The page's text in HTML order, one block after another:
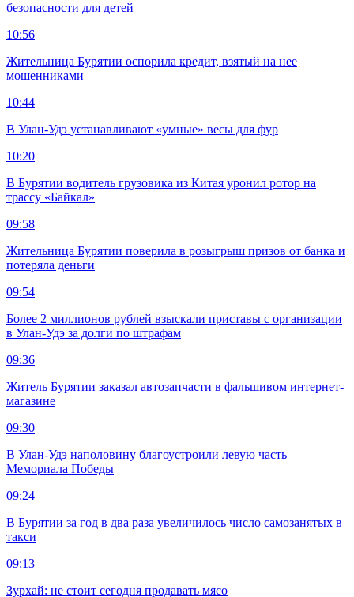
безопасности для детей
10:56
Жительница Бурятии оспорила кредит, взятый на нее
мошенниками
10:44
В Улан-Удэ устанавливают «умные» весы для фур
10:20
В Бурятии водитель грузовика из Китая уронил ротор на
трассу «Байкал»
09:58
Жительница Бурятии поверила в розыгрыш призов от банка и
потеряла деньги
09:54
Более 2 миллионов рублей взыскали приставы с организации
в Улан-Удэ за долги по штрафам
09:36
Житель Бурятии заказал автозапчасти в фальшивом интернет-
магазине
09:30
В Улан-Удэ наполовину благоустроили левую часть
Мемориала Победы
09:24
В Бурятии за год в два раза увеличилось число самозанятых в
такси
09:13
Зурхай: не стоит сегодня продавать мясо